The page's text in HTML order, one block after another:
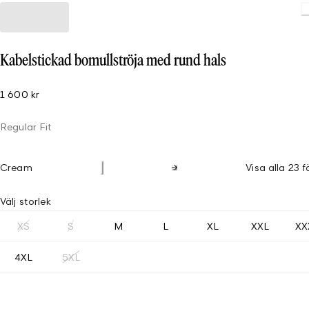
Kabelstickad bomullströja med rund hals
1 600 kr
Regular Fit
Cream Visa alla 23
Välj storlek
XS S M L XL XXL
4XL 5XL